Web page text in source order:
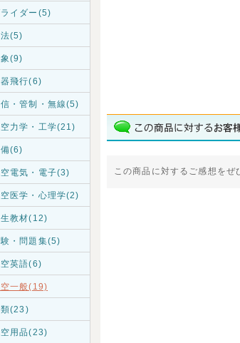
ライダー(5)
(5)
(9)
飛行(6)
・管制・無線(5)
力学・工学(21)
(6)
電気・電子(3)
医学・心理学(2)
教材(12)
・問題集(5)
英語(6)
一般(19)
(23)
用品(23)
この商品に対するご感想をぜ